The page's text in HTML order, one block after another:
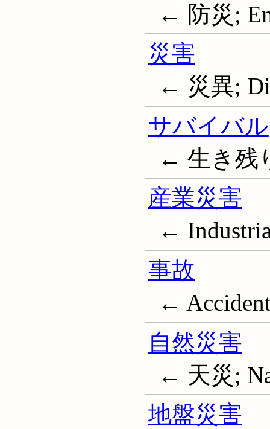
← 防災;
災害
← 災異;
サバイバル
← 生き残
産業災害
←
事故
←
自然災害
← 天災;
地盤災害